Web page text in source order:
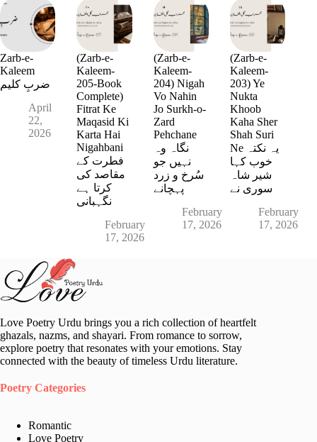
Zarb-e-
Kaleem
ضربِ کلیم
April
22,
2026
(Zarb-e-
Kaleem-
205-Book
Complete)
Fitrat Ke
Maqasid Ki
Karta Hai
Nigahbani
فطرت کے
مقاصد کی
کرتا ہے
نگہبانی
February
17, 2026
(Zarb-e-
Kaleem-
204) Nigah
Vo Nahin
Jo Surkh-o-
Zard
Pehchane
نگاہ وہ
نہیں جو
سُرخ و زرد
پہچانے
February
17, 2026
(Zarb-e-
Kaleem-
203) Ye
Nukta
Khoob
Kaha Sher
Shah Suri
Ne یہ نکتہ
خوب کہا
شیر شاہ
سوری نے
February
17, 2026
Love Poetry Urdu brings you a rich collection of heartfelt
ghazals, nazms, and shayari. From romance to sorrow,
explore poetry that resonates with your emotions. Stay
connected with the beauty of timeless Urdu literature.
Poetry Categories
Romantic
Love Poetry